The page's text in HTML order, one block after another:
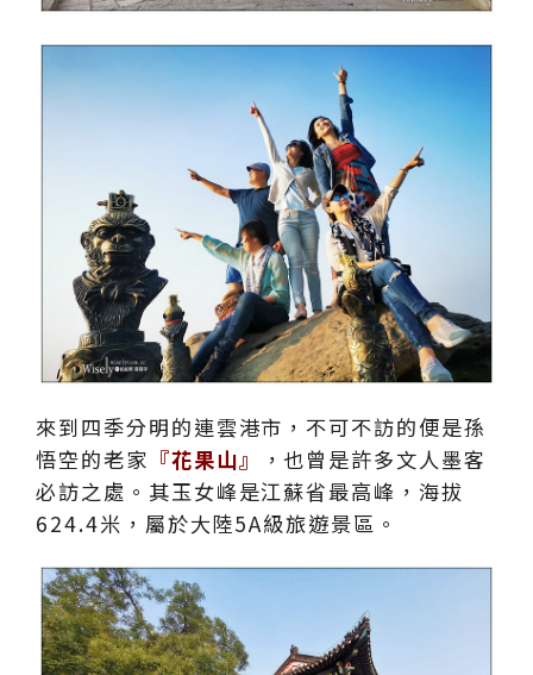
來到四季分明的連雲港市，不可不訪的便是孫
悟空的老家 『花果山』
，也曾是許多文人墨客
必訪之處。其玉女峰是江蘇省最高峰，海拔
624.4米，屬於大陸5A級旅遊景區。